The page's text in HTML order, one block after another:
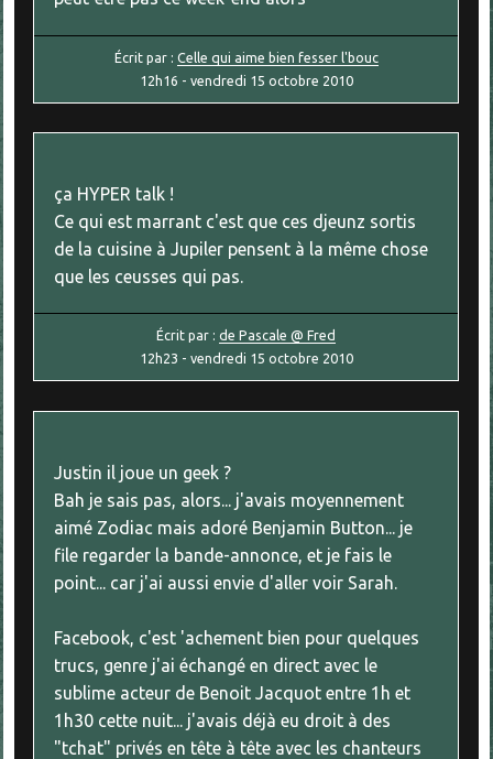
Écrit par : Celle qui aime bien fesser l'bouc
12h16 - vendredi 15 octobre 2010
ça HYPER talk !
Ce qui est marrant c'est que ces djeunz sortis
de la cuisine à Jupiler pensent à la même chose
que les ceusses qui pas.
Écrit par :de Pascale @ Fred
12h23 - vendredi 15 octobre 2010
Justin il joue un geek ?
Bah je sais pas, alors... j'avais moyennement
aimé Zodiac mais adoré Benjamin Button... je
file regarder la bande-annonce, et je fais le
point... car j'ai aussi envie d'aller voir Sarah.
Facebook, c'est 'achement bien pour quelques
trucs, genre j'ai échangé en direct avec le
sublime acteur de Benoit Jacquot entre 1h et
1h30 cette nuit... j'avais déjà eu droit à des
"tchat" privés en tête à tête avec les chanteurs